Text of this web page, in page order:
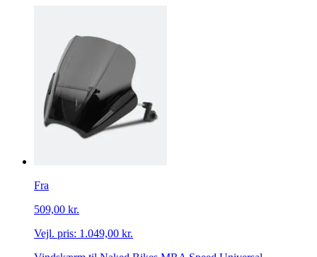
Fra
509,00 kr.
Vejl. pris: 1.049,00 kr.